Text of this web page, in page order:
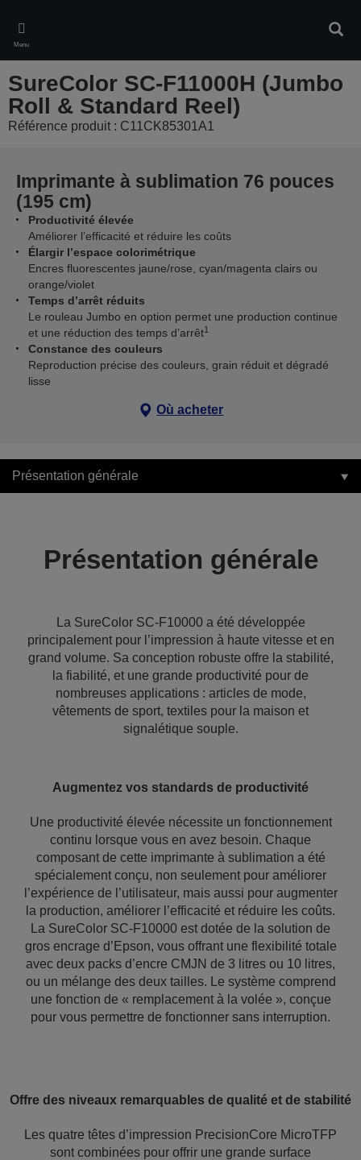
main
content
Menu
SureColor SC-F11000H (Jumbo
Roll & Standard Reel)
Référence produit : C11CK85301A1
Imprimante à sublimation 76 pouces
(195 cm)
Productivité élevée
Améliorer l’efficacité et réduire les coûts
Élargir l’espace colorimétrique
Encres fluorescentes jaune/rose, cyan/magenta clairs ou
orange/violet
Temps d’arrêt réduits
Le rouleau Jumbo en option permet une production continue
et une réduction des temps d’arrêt1
Constance des couleurs
Reproduction précise des couleurs, grain réduit et dégradé
lisse
Où acheter
Présentation générale
Présentation générale
La SureColor SC-F10000 a été développée
principalement pour l’impression à haute vitesse et en
grand volume. Sa conception robuste offre la stabilité,
la fiabilité, et une grande productivité pour de
nombreuses applications : articles de mode,
vêtements de sport, textiles pour la maison et
signalétique souple.
Augmentez vos standards de productivité
Une productivité élevée nécessite un fonctionnement
continu lorsque vous en avez besoin. Chaque
composant de cette imprimante à sublimation a été
spécialement conçu, non seulement pour améliorer
l’expérience de l’utilisateur, mais aussi pour augmenter
la production, améliorer l’efficacité et réduire les coûts.
La SureColor SC-F10000 est dotée de la solution de
gros encrage d’Epson, vous offrant une flexibilité totale
avec deux packs d’encre CMJN de 3 litres ou 10 litres,
ou un mélange des deux tailles. Le système comprend
une fonction de « remplacement à la volée », conçue
pour vous permettre de fonctionner sans interruption.
Offre des niveaux remarquables de qualité et de stabilité
Les quatre têtes d’impression PrecisionCore MicroTFP
sont combinées pour offrir une grande surface